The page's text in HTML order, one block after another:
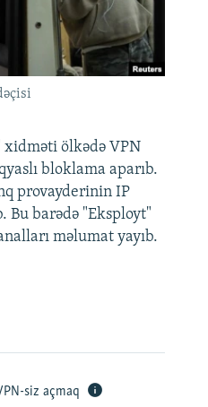
xidməti ölkədə VPN
bloklama aparıb.
provayderinin IP
Bu barədə "Eksployt"
məlumat yayıb.
siz açmaq